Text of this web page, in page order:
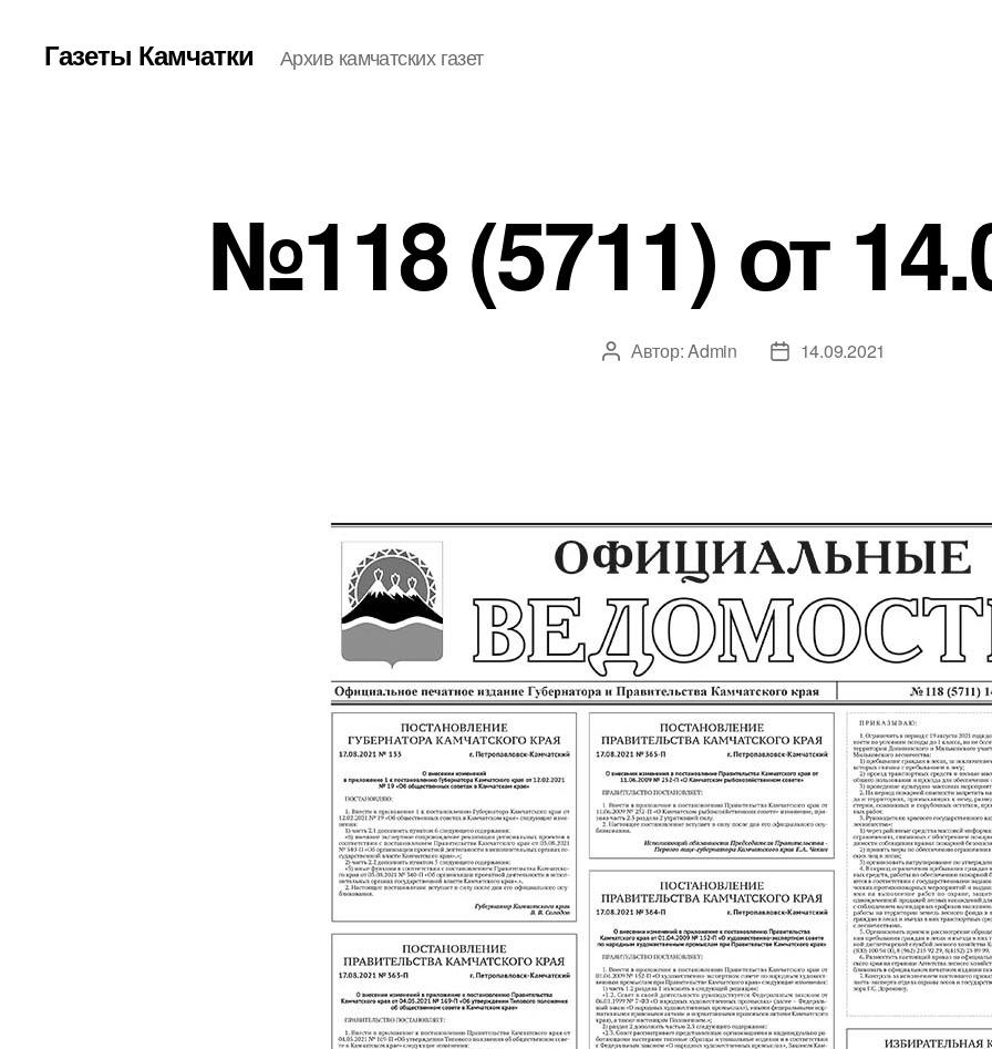
Газеты Камчатки Архив камчатских газет
№118 (5711) от
Автор
Автор:Admin
Дата14.09.2021